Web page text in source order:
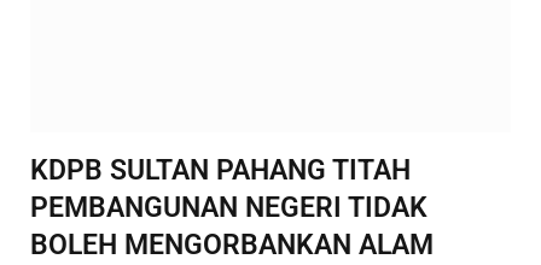
KDPB SULTAN PAHANG TITAH
PEMBANGUNAN NEGERI TIDAK
BOLEH MENGORBANKAN ALAM